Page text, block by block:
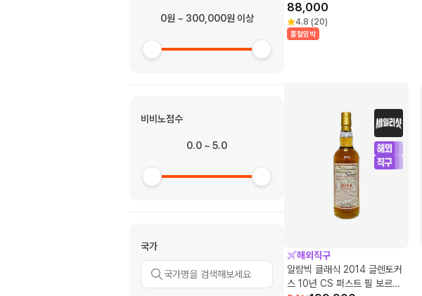
0원 ~ 300,000원 이상
비비노점수
0.0 ~ 5.0
국가
88,000
4.8 (20)
품절임박
해외직구
알람빅 클래식 2014 글렌토커
스 10년 CS 퍼스트 필 보르도